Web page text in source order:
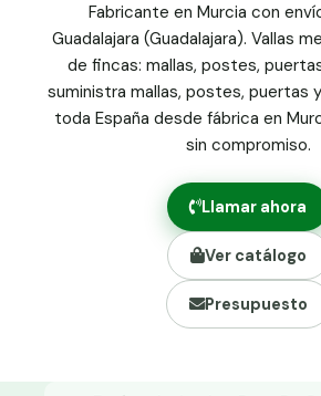
Malla triple torsión
Panel malla H.
Poste malla Hércules
Poste malla simple torsión
Alambre de espino galvanizado
Alambre liso galvanizado
Malla ocultación 70 g/m² verde
Abrazadera PVC malla H.
Grapa malla H.
Grapadora
Fabricante en Murcia con
Guadalajara (Guadalajara). Vallas
de fincas: mallas, postes,
suministra mallas, postes, puertas
toda España desde fábrica en
sin compromiso.
Llamar ahora
Ver catálogo
Presupuesto